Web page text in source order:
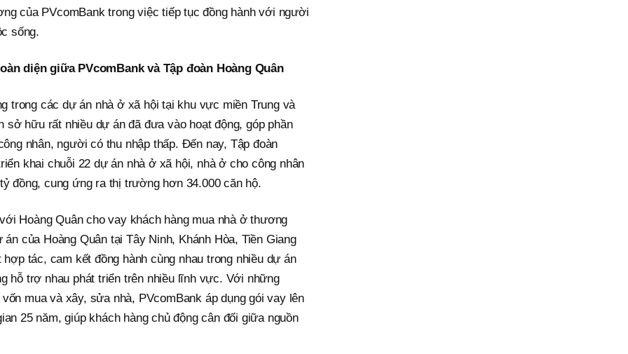
của PVcomBank trong việc tiếp tục đồng hành với người
sống.
diện giữa PVcomBank và Tập đoàn Hoàng Quân
trong các dự án nhà ở xã hội tại khu vực miền Trung và
sở hữu rất nhiều dự án đã đưa vào hoạt động, góp phần
nhân, người có thu nhập thấp. Đến nay, Tập đoàn
khai chuỗi 22 dự án nhà ở xã hội, nhà ở cho công nhân
đồng, cung ứng ra thị trường hơn 34.000 căn hộ.
Hoàng Quân cho vay khách hàng mua nhà ở thương
của Hoàng Quân tại Tây Ninh, Khánh Hòa, Tiền Giang
tác, cam kết đồng hành cùng nhau trong nhiều dự án
hỗ trợ nhau phát triển trên nhiều lĩnh vực. Với những
mua và xây, sửa nhà, PVcomBank áp dụng gói vay lên
25 năm, giúp khách hàng chủ động cân đối giữa nguồn